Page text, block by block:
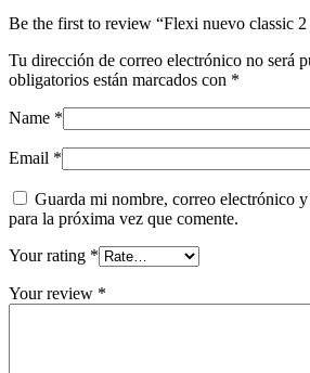
Be the first to review “Flexi nuevo classic
Tu dirección de correo electrónico no será
obligatorios están marcados con *
Name *
Email *
Guarda mi nombre, correo electrónico
para la próxima vez que comente.
Your rating *
Your review *